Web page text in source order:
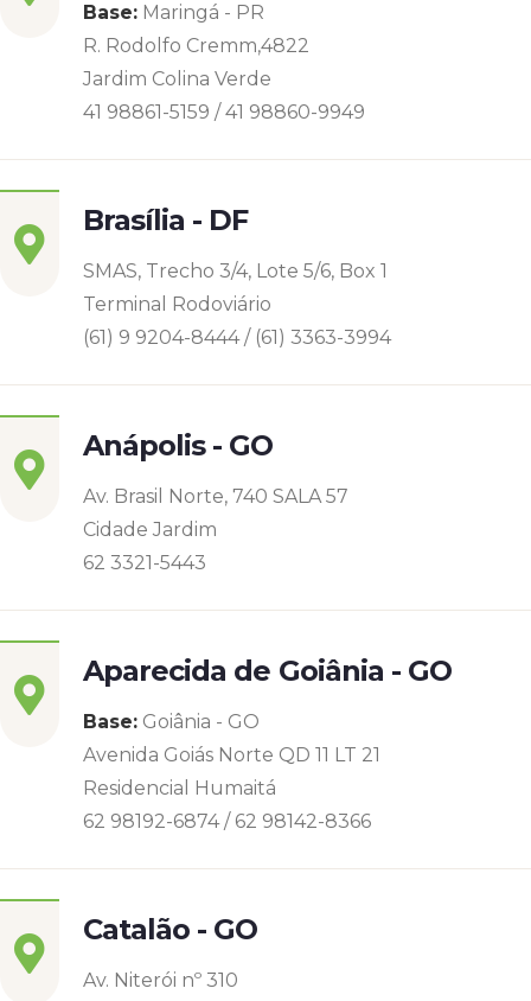
Base: Maringá - PR
R. Rodolfo Cremm,4822
Jardim Colina Verde
41 98861-5159 / 41 98860-9949
Brasília - DF
SMAS, Trecho 3/4, Lote 5/6, Box 1
Terminal Rodoviário
(61) 9 9204-8444 / (61) 3363-3994
Anápolis - GO
Av. Brasil Norte, 740 SALA 57
Cidade Jardim
62 3321-5443
Aparecida de Goiânia - GO
Base: Goiânia - GO
Avenida Goiás Norte QD 11 LT 21
Residencial Humaitá
62 98192-6874 / 62 98142-8366
Catalão - GO
Av. Niterói nº 310